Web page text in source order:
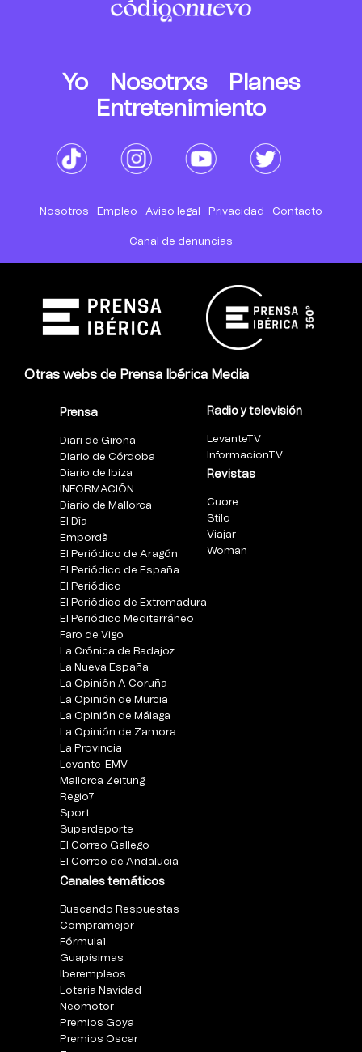
Yo Nosotrxs
Planes
Entretenimiento
Nosotros Empleo Aviso legal Privacidad Contacto
Canal de denuncias
Otras webs de Prensa Ibérica Media
Prensa
Diari de Girona
Diario de Córdoba
Diario de Ibiza
INFORMACIÓN
Diario de Mallorca
El Día
Empordà
El Periódico de Aragón
El Periódico de España
El Periódico
El Periódico de Extremadura
El Periódico Mediterráneo
Faro de Vigo
La Crónica de Badajoz
La Nueva España
La Opinión A Coruña
La Opinión de Murcia
La Opinión de Málaga
La Opinión de Zamora
La Provincia
Levante-EMV
Mallorca Zeitung
Regio7
Sport
Superdeporte
El Correo Gallego
El Correo de Andalucia
Canales temáticos
Buscando Respuestas
Compramejor
Fórmula1
Guapisimas
Iberempleos
Loteria Navidad
Neomotor
Premios Goya
Premios Oscar
Radio y televisión
LevanteTV
InformacionTV
Revistas
Cuore
Stilo
Viajar
Woman